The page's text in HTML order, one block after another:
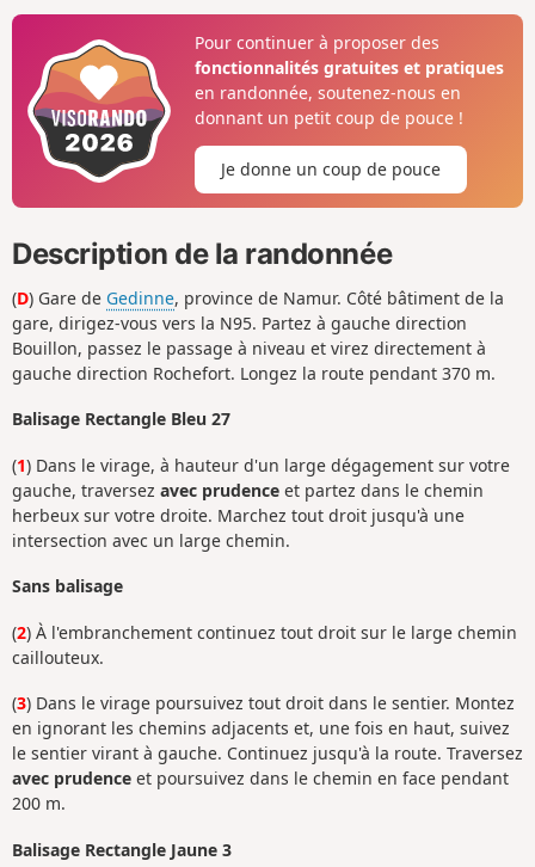
Pour continuer à proposer des
fonctionnalités gratuites et pratiques
en randonnée, soutenez-nous en
donnant un petit coup de pouce !
Je donne un coup de pouce
Description de la randonnée
(D) Gare de Gedinne, province de Namur. Côté bâtiment de la
gare, dirigez-vous vers la N95. Partez à gauche direction
Bouillon, passez le passage à niveau et virez directement à
gauche direction Rochefort. Longez la route pendant 370 m.
Balisage Rectangle Bleu 27
(1) Dans le virage, à hauteur d'un large dégagement sur votre
gauche, traversez avec prudence et partez dans le chemin
herbeux sur votre droite. Marchez tout droit jusqu'à une
intersection avec un large chemin.
Sans balisage
(2) À l'embranchement continuez tout droit sur le large chemin
caillouteux.
(3) Dans le virage poursuivez tout droit dans le sentier. Montez
en ignorant les chemins adjacents et, une fois en haut, suivez
le sentier virant à gauche. Continuez jusqu'à la route. Traversez
avec prudence et poursuivez dans le chemin en face pendant
200 m.
Balisage Rectangle Jaune 3